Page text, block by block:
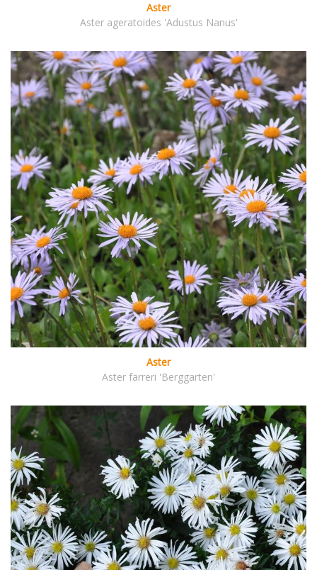
Aster
Aster ageratoides 'Adustus Nanus'
Aster
Aster farreri 'Berggarten'